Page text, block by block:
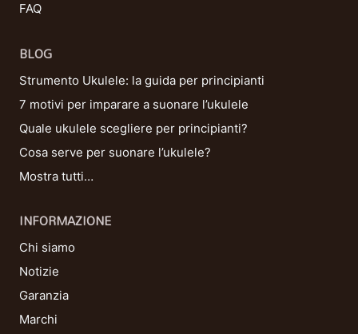
FAQ
BLOG
Strumento Ukulele: la guida per principianti
7 motivi per imparare a suonare l’ukulele
Quale ukulele scegliere per principianti?
Cosa serve per suonare l’ukulele?
Mostra tutti…
INFORMAZIONE
Chi siamo
Notizie
Garanzia
Marchi